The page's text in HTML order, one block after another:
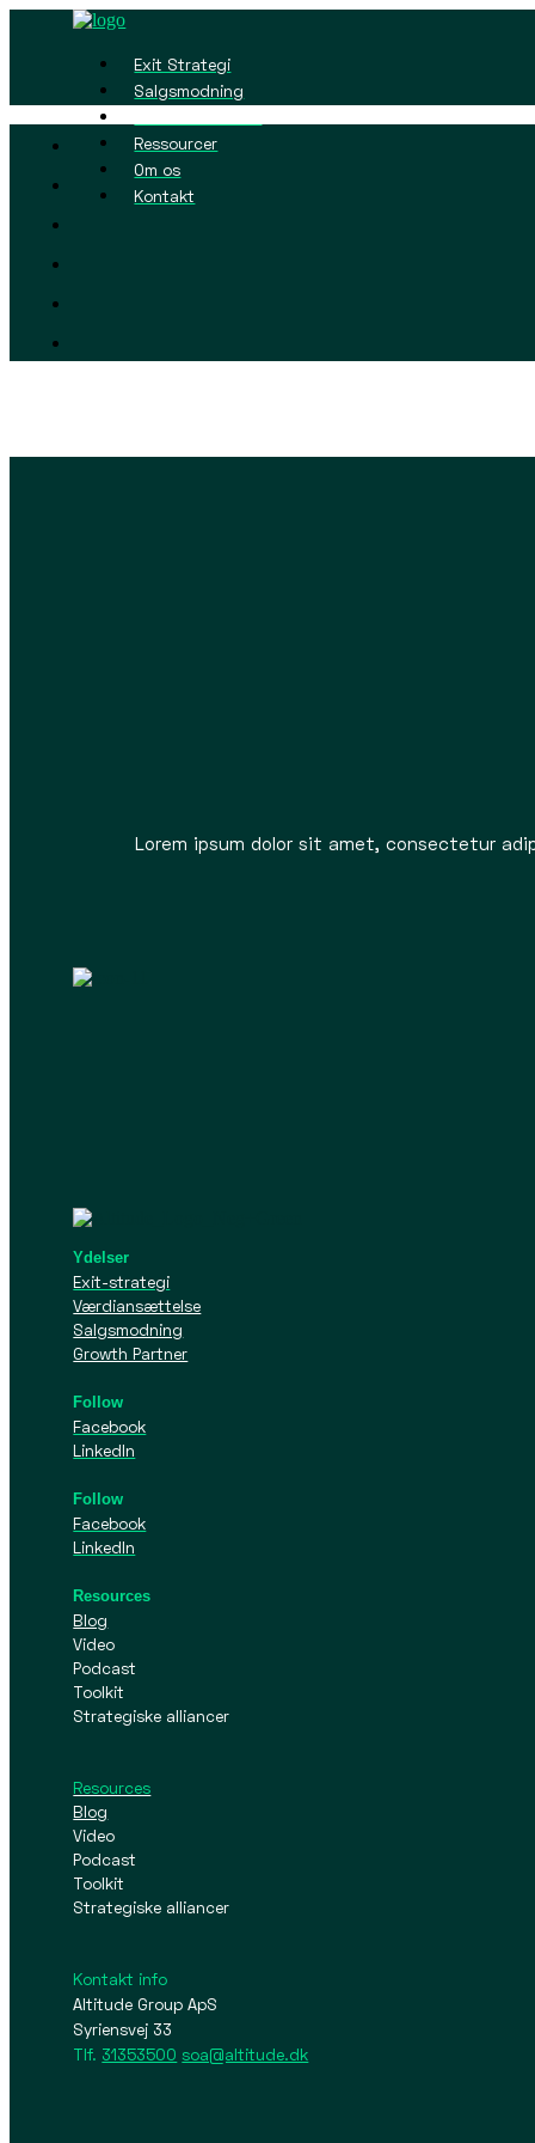
Exit Strategi
Salgsmodning
Ressourcer
Om os
Kontakt
Lorem ipsum dolor sit amet, consectetur
Ydelser
Exit-strategi
Værdiansættelse
Salgsmodning
Growth Partner
Follow
Facebook
LinkedIn
Follow
Facebook
LinkedIn
Resources
Blog
Video
Podcast
Toolkit
Strategiske alliancer
Resources
Blog
Video
Podcast
Toolkit
Strategiske alliancer
Kontakt info
Altitude Group ApS
Syriensvej 33
Tlf. 31353500 soa@altitude.dk